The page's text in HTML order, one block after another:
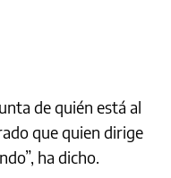
de quién está al
que quien dirige
ha dicho.